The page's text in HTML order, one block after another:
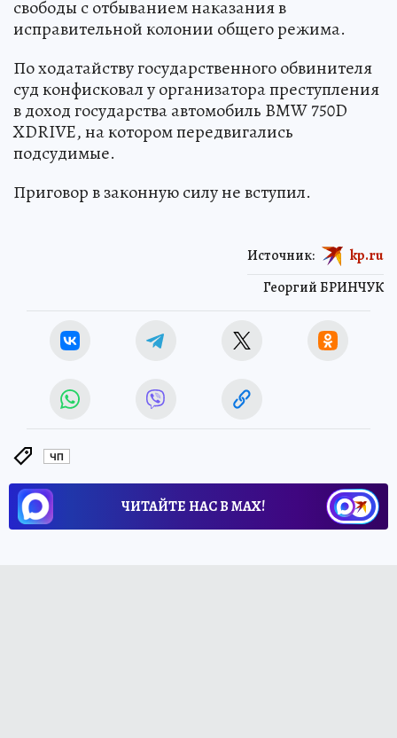
свободы с отбыванием наказания в
исправительной колонии общего режима.
По ходатайству государственного обвинителя
суд конфисковал у организатора преступления
в доход государства автомобиль BMW 750D
XDRIVE, на котором передвигались
подсудимые.
Приговор в законную силу не вступил.
Георгий БРИНЧУК
Источник: kp.ru
ЧП
ЧИТАЙТЕ НАС В МАХ!